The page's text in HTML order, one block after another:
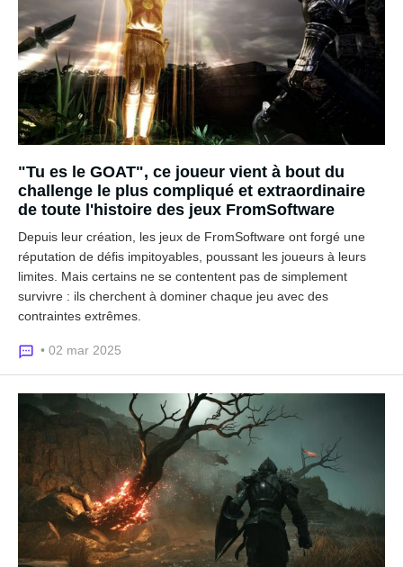
"Tu es le GOAT", ce joueur vient à bout du
challenge le plus compliqué et extraordinaire
de toute l'histoire des jeux FromSoftware
Depuis leur création, les jeux de FromSoftware ont forgé une
réputation de défis impitoyables, poussant les joueurs à leurs
limites. Mais certains ne se contentent pas de simplement
survivre : ils cherchent à dominer chaque jeu avec des
contraintes extrêmes.
• 02 mar 2025